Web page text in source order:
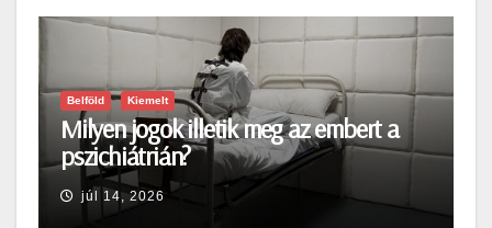
Belföld Kiemelt
Milyen jogok illetik meg az embert a
pszichiátrián?
júl 14, 2026